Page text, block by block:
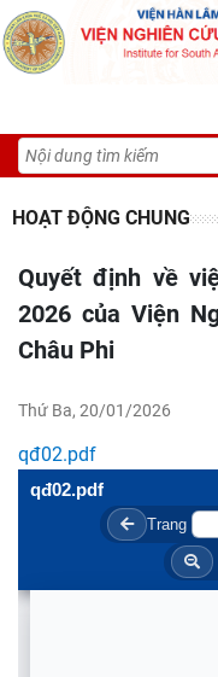
HOẠT ĐỘNG CHUNG
Quyết định về việc giao dự toán NSNN năm
2026 của Viện
Châu Phi
Thứ Ba, 20/01/2026
qđ02.pdf